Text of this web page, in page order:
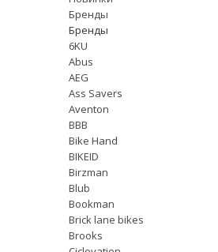
Бренды
Бренды
6KU
Abus
AEG
Ass Savers
Aventon
BBB
Bike Hand
BIKEID
Birzman
Blub
Bookman
Brick lane bikes
Brooks